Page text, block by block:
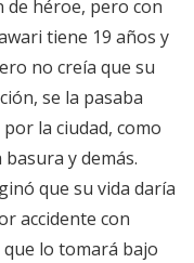
de héroe, pero con
tiene 19 años y
no creía que su
se la pasaba
la ciudad, como
y demás.
que su vida daría
accidente con
lo tomará bajo